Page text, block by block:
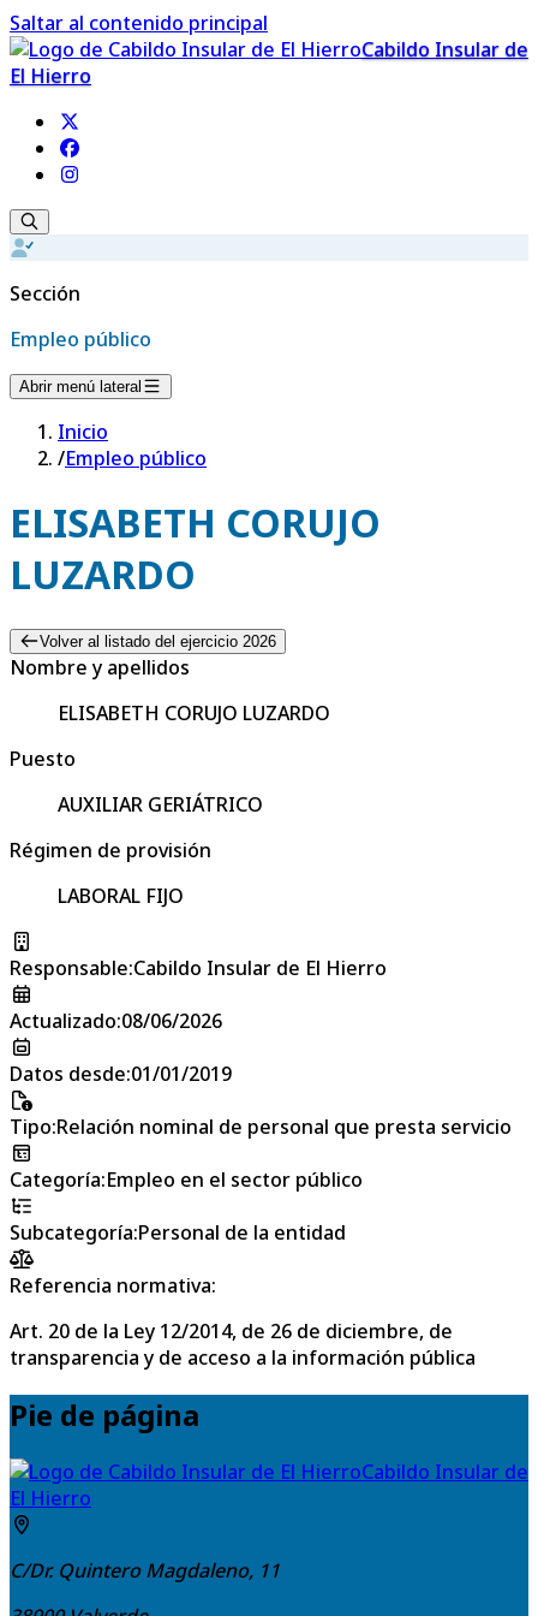
Saltar al contenido principal
Cabildo Insular de
El Hierro
Sección
Empleo público
Abrir menú lateral
Inicio
/Empleo público
ELISABETH CORUJO
LUZARDO
Volver al listado del ejercicio 2026
Nombre y apellidos
ELISABETH CORUJO LUZARDO
Puesto
AUXILIAR GERIÁTRICO
Régimen de provisión
LABORAL FIJO
Responsable:Cabildo Insular de El Hierro
Actualizado:08/06/2026
Datos desde:01/01/2019
Tipo:Relación nominal de personal que presta servicio
Categoría:Empleo en el sector público
Subcategoría:Personal de la entidad
Referencia normativa:
Art. 20 de la Ley 12/2014, de 26 de diciembre, de
transparencia y de acceso a la información pública
Pie de página
Cabildo Insular de
El Hierro
C/Dr. Quintero Magdaleno, 11